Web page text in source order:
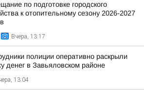
по подготовке городского
к отопительному сезону 2026-2027
Вчера, 13:17
полиции оперативно раскрыли
денег в Завьяловском районе
13:04